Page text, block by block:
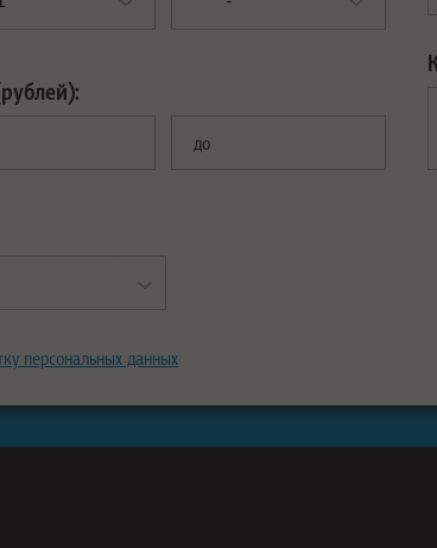
до
персональных данных